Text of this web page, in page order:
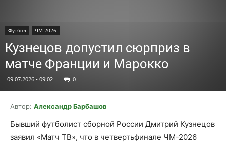
Футбол ЧМ-2026
Кузнецов допустил сюрприз в
матче Франции и Марокко
09.07.2026 • 09:02 0
Автор: Александр Барбашов
Бывший футболист сборной России Дмитрий Кузнецов
заявил «Матч ТВ», что в четвертьфинале ЧМ-2026